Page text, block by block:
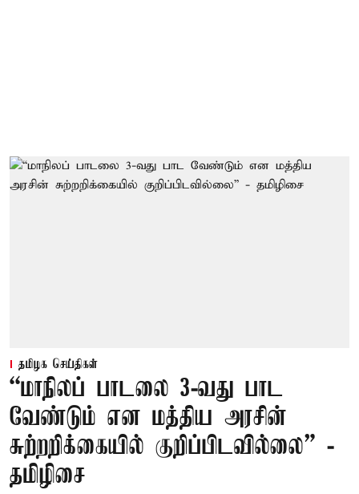
தமிழக செய்திகள்
“மாநிலப் பாடலை 3-வது பாட
வேண்டும் என மத்திய அரசின்
சுற்றறிக்கையில் குறிப்பிடவில்லை” -
தமிழிசை